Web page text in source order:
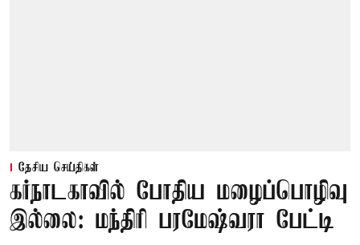
தேசிய செய்திகள்
கர்நாடகாவில் போதிய மழைப்பொழிவு
இல்லை: மந்திரி பரமேஷ்வரா பேட்டி